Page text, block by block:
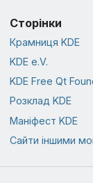
Сторінки
Крамниця KDE
KDE e.V.
KDE Free Qt
Розклад KDE
Маніфест KDE
Сайти іншими